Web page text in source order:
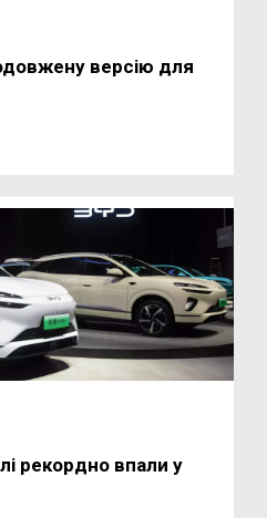
версію для
рекордно впали у